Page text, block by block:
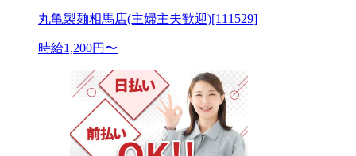
丸亀製麺相馬店(主婦主夫歓迎)[111529]
時給1,200円〜